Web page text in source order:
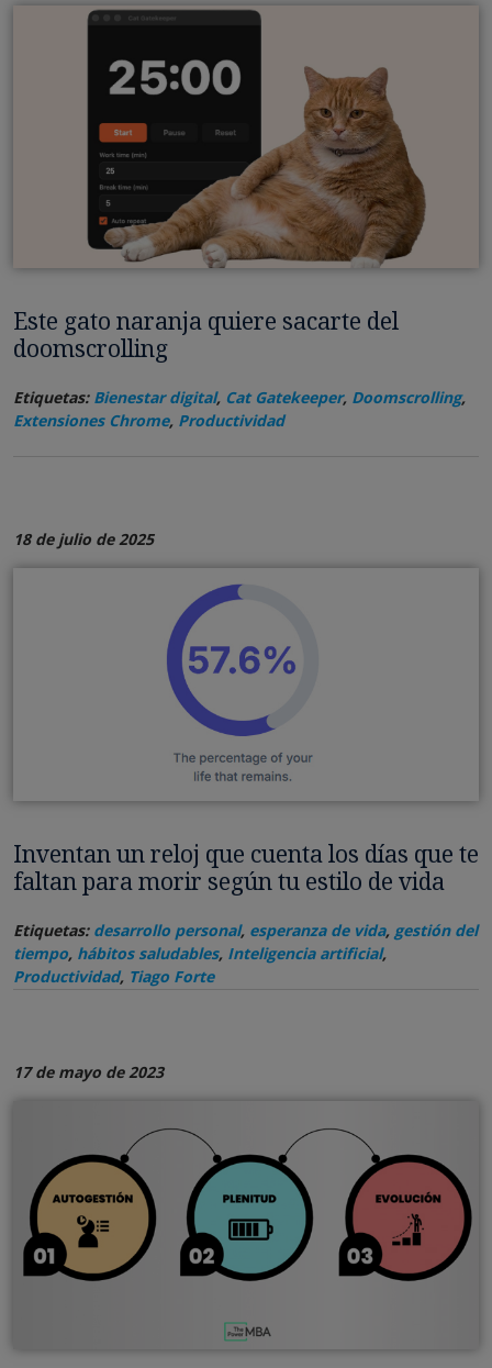
Este gato naranja quiere sacarte del
doomscrolling
Etiquetas: Bienestar digital, Cat Gatekeeper, Doomscrolling,
Extensiones Chrome, Productividad
18 de julio de 2025
Inventan un reloj que cuenta los días que te
faltan para morir según tu estilo de vida
Etiquetas: desarrollo personal, esperanza de vida, gestión del
tiempo, hábitos saludables, Inteligencia artificial,
Productividad, Tiago Forte
17 de mayo de 2023